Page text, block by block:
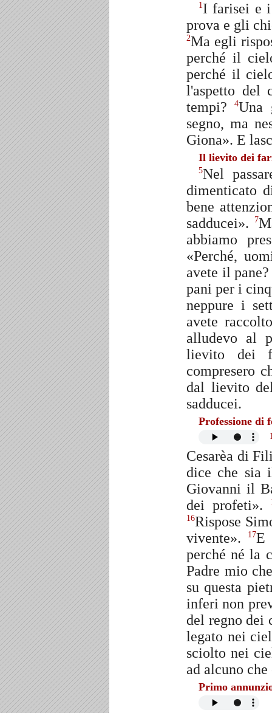
1I farisei e i
prova e gli
2Ma egli
perché il
perché il
l'aspetto del
tempi?4Una
segno, ma
Giona». E
Il lievito dei
5Nel
dimenticato
bene
sadducei».
7
abbiamo
«Perché,
avete il
pani per i
neppure i
avete
alludevo al
lievito dei
compresero
dal lievito
sadducei.
Professione di
Cesarèa di
dice che sia
Giovanni il
dei profeti».
16Rispose
vivente».
17E
perché né la
Padre mio
su questa
inferi non
del regno dei
legato nei
sciolto nei
ad alcuno
Primo